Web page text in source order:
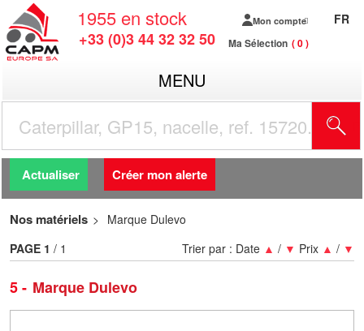
1955 en stock
+33 (0)3 44 32 32 50
Mon compte
Ma Sélection 0
FR
MENU
Actualiser Créer mon alerte
Nos matériels Marque Dulevo
5 Marque Dulevo
Trier par : Date ▲ / ▼ Prix ▲ / ▼
PAGE 1 / 1